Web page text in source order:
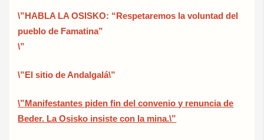
\”HABLA LA OSISKO: “Respetaremos la voluntad del
pueblo de Famatina”
\”
\”El sitio de Andalgalá\”
\”Manifestantes piden fin del convenio y renuncia de
Beder. La Osisko insiste con la mina.\”